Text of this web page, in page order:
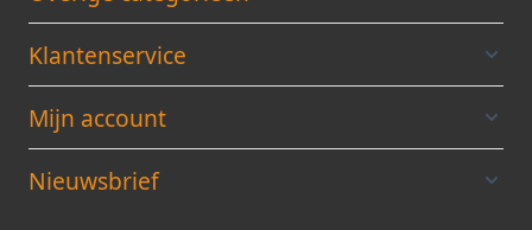
Klantenservice
Mijn account
Nieuwsbrief